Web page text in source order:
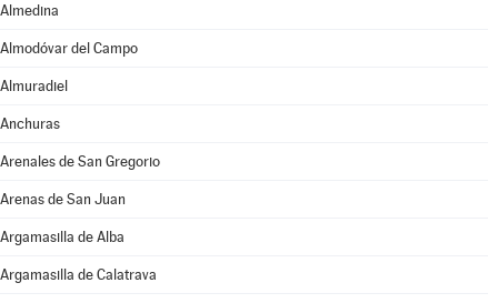
Almedina
Almodóvar del Campo
Almuradiel
Anchuras
Arenales de San Gregorio
Arenas de San Juan
Argamasilla de Alba
Argamasilla de Calatrava